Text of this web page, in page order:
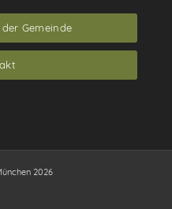
Gemeinde
2026